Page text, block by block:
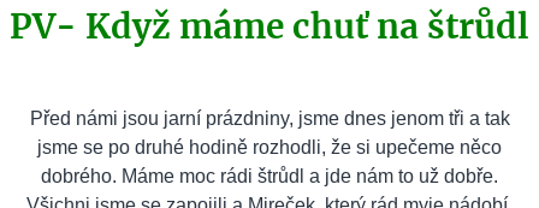
PV- Když máme chuť na štrůdl
Před námi jsou jarní prázdniny, jsme dnes jenom tři a tak
jsme se po druhé hodině rozhodli, že si upečeme něco
dobrého. Máme moc rádi štrůdl a jde nám to už dobře.